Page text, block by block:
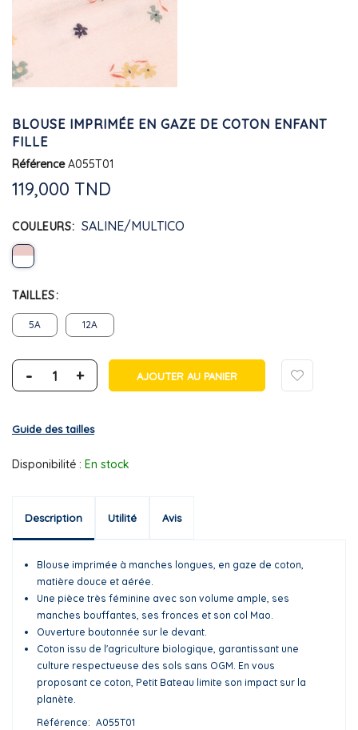
BLOUSE IMPRIMÉE EN GAZE DE COTON ENFANT
FILLE
Référence A055T01
119,000 TND
COULEURS SALINE/MULTICO
TAILLES
5A 12A
- + AJOUTER AU PANIER
Guide des tailles
Disponibilité : En stock
Description Utilité Avis
Blouse imprimée à manches longues, en gaze de coton,
matière douce et aérée.
Une pièce très féminine avec son volume ample, ses
manches bouffantes, ses fronces et son col Mao.
Ouverture boutonnée sur le devant.
Coton issu de l'agriculture biologique, garantissant une
culture respectueuse des sols sans OGM. En vous
proposant ce coton, Petit Bateau limite son impact sur la
planète.
Référence
A055T01